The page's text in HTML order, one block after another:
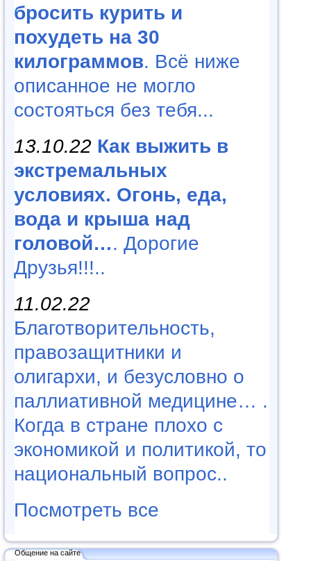
бросить курить и
похудеть на 30
килограммов. Всё ниже
описанное не могло
состояться без тебя...
13.10.22 Как выжить в
экстремальных
условиях. Огонь, еда,
вода и крыша над
головой…. Дорогие
Друзья!!!..
11.02.22
Благотворительность,
правозащитники и
олигархи, и безусловно о
паллиативной медицине… .
Когда в стране плохо с
экономикой и политикой, то
национальный вопрос..
Посмотреть все
Общение на сайте